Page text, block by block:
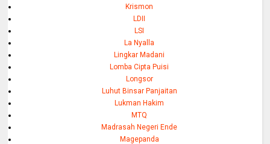
Krismon
LDII
LSI
La Nyalla
Lingkar Madani
Lomba Cipta Puisi
Longsor
Luhut Binsar Panjaitan
Lukman Hakim
MTQ
Madrasah Negeri Ende
Magepanda